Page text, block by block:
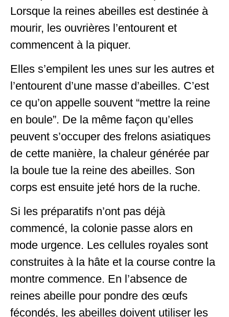
Lorsque la reines abeilles est destinée à
mourir, les ouvrières l’entourent et
commencent à la piquer.
Elles s’empilent les unes sur les autres et
l’entourent d’une masse d’abeilles. C’est
ce qu’on appelle souvent “mettre la reine
en boule”. De la même façon qu’elles
peuvent s’occuper des frelons asiatiques
de cette manière, la chaleur générée par
la boule tue la reine des abeilles. Son
corps est ensuite jeté hors de la ruche.
Si les préparatifs n’ont pas déjà
commencé, la colonie passe alors en
mode urgence. Les cellules royales sont
construites à la hâte et la course contre la
montre commence. En l’absence de
reines abeille pour pondre des œufs
fécondés, les abeilles doivent utiliser les